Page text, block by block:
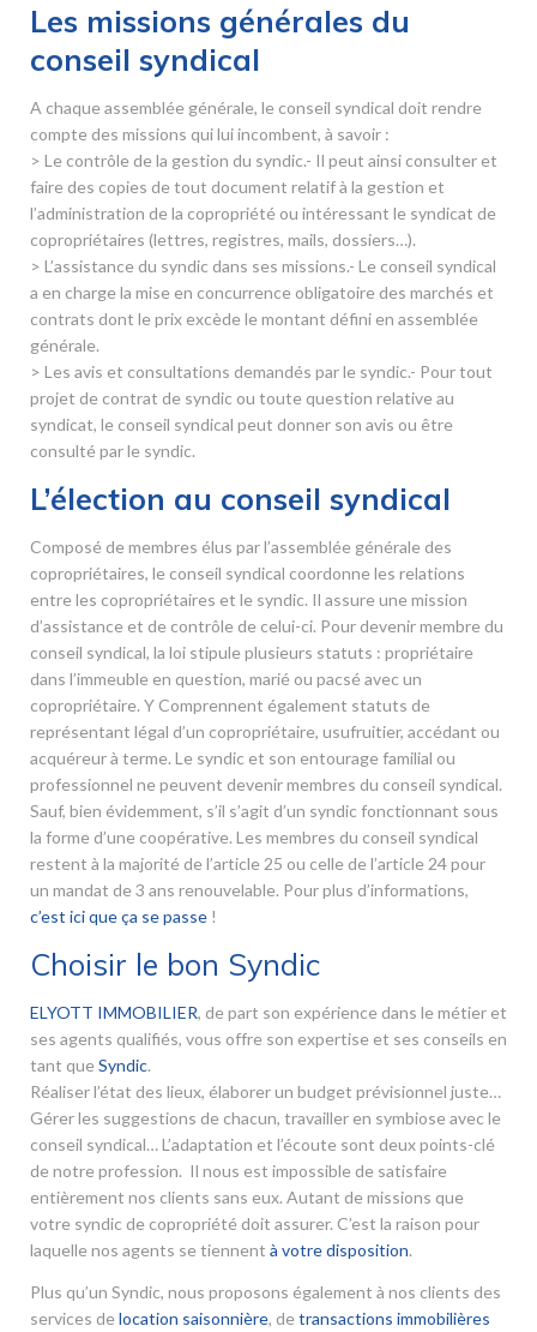
Les missions générales du
conseil syndical
A chaque assemblée générale, le conseil syndical doit rendre
compte des missions qui lui incombent, à savoir :
> Le contrôle de la gestion du syndic.- Il peut ainsi consulter et
faire des copies de tout document relatif à la gestion et
l’administration de la copropriété ou intéressant le syndicat de
copropriétaires (lettres, registres, mails, dossiers…).
> L’assistance du syndic dans ses missions.- Le conseil syndical
a en charge la mise en concurrence obligatoire des marchés et
contrats dont le prix excède le montant défini en assemblée
générale.
> Les avis et consultations demandés par le syndic.- Pour tout
projet de contrat de syndic ou toute question relative au
syndicat, le conseil syndical peut donner son avis ou être
consulté par le syndic.
L’élection au conseil syndical
Composé de membres élus par l’assemblée générale des
copropriétaires, le conseil syndical coordonne les relations
entre les copropriétaires et le syndic. Il assure une mission
d’assistance et de contrôle de celui-ci. Pour devenir membre du
conseil syndical, la loi stipule plusieurs statuts : propriétaire
dans l’immeuble en question, marié ou pacsé avec un
copropriétaire. Y Comprennent également statuts de
représentant légal d’un copropriétaire, usufruitier, accédant ou
acquéreur à terme. Le syndic et son entourage familial ou
professionnel ne peuvent devenir membres du conseil syndical.
Sauf, bien évidemment, s’il s’agit d’un syndic fonctionnant sous
la forme d’une coopérative. Les membres du conseil syndical
restent à la majorité de l’article 25 ou celle de l’article 24 pour
un mandat de 3 ans renouvelable. Pour plus d’informations,
c’est ici que ça se passe !
Choisir le bon Syndic
ELYOTT IMMOBILIER, de part son expérience dans le métier et
ses agents qualifiés, vous offre son expertise et ses conseils en
tant que Syndic.
Réaliser l’état des lieux, élaborer un budget prévisionnel juste…
Gérer les suggestions de chacun, travailler en symbiose avec le
conseil syndical… L’adaptation et l’écoute sont deux points-clé
de notre profession. Il nous est impossible de satisfaire
entièrement nos clients sans eux. Autant de missions que
votre syndic de copropriété doit assurer. C’est la raison pour
laquelle nos agents se tiennent à votre disposition.
Plus qu’un Syndic, nous proposons également à nos clients des
services de location saisonnière, de transactions immobilières